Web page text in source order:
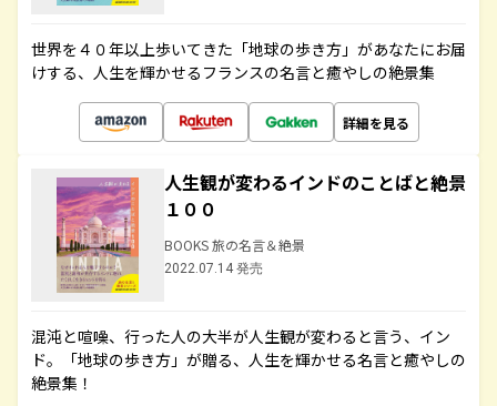
世界を４０年以上歩いてきた「地球の歩き方」があなたにお届
けする、人生を輝かせるフランスの名言と癒やしの絶景集
詳細を見る
人生観が変わるインドのことばと絶景
１００
BOOKS 旅の名言＆絶景
2022.07.14 発売
混沌と喧噪、行った人の大半が人生観が変わると言う、イン
ド。「地球の歩き方」が贈る、人生を輝かせる名言と癒やしの
絶景集！